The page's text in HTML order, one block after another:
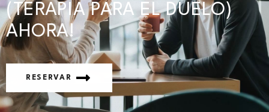
(TERAPIA PARA EL DUELO)
AHORA!
RESERVAR